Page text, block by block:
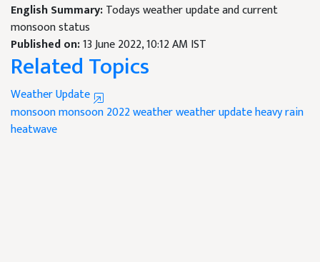
English Summary:Todays weather update and current
monsoon status
Published on:13 June 2022, 10:12 AM IST
Related Topics
Weather Update
monsoonmonsoon 2022weatherweather updateheavy rain
heatwave